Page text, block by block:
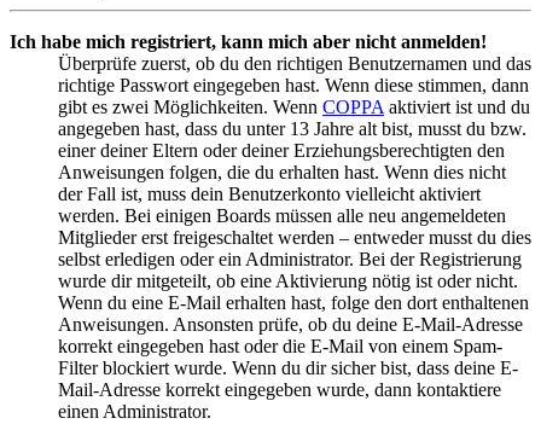
Ich habe mich registriert, kann mich aber nicht anmelden!
Überprüfe zuerst, ob du den richtigen Benutzernamen und das
richtige Passwort eingegeben hast. Wenn diese stimmen, dann
gibt es zwei Möglichkeiten. Wenn COPPA aktiviert ist und du
angegeben hast, dass du unter 13 Jahre alt bist, musst du bzw.
einer deiner Eltern oder deiner Erziehungsberechtigten den
Anweisungen folgen, die du erhalten hast. Wenn dies nicht
der Fall ist, muss dein Benutzerkonto vielleicht aktiviert
werden. Bei einigen Boards müssen alle neu angemeldeten
Mitglieder erst freigeschaltet werden – entweder musst du dies
selbst erledigen oder ein Administrator. Bei der Registrierung
wurde dir mitgeteilt, ob eine Aktivierung nötig ist oder nicht.
Wenn du eine E-Mail erhalten hast, folge den dort enthaltenen
Anweisungen. Ansonsten prüfe, ob du deine E-Mail-Adresse
korrekt eingegeben hast oder die E-Mail von einem Spam-
Filter blockiert wurde. Wenn du dir sicher bist, dass deine E-
Mail-Adresse korrekt eingegeben wurde, dann kontaktiere
einen Administrator.